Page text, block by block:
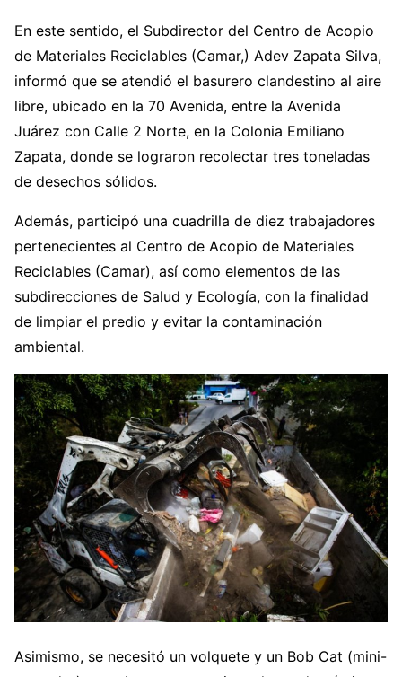
En este sentido, el Subdirector del Centro de Acopio
de Materiales Reciclables (Camar,) Adev Zapata Silva,
informó que se atendió el basurero clandestino al aire
libre, ubicado en la 70 Avenida, entre la Avenida
Juárez con Calle 2 Norte, en la Colonia Emiliano
Zapata, donde se lograron recolectar tres toneladas
de desechos sólidos.
Además, participó una cuadrilla de diez trabajadores
pertenecientes al Centro de Acopio de Materiales
Reciclables (Camar), así como elementos de las
subdirecciones de Salud y Ecología, con la finalidad
de limpiar el predio y evitar la contaminación
ambiental.
Asimismo, se necesitó un volquete y un Bob Cat (mini-